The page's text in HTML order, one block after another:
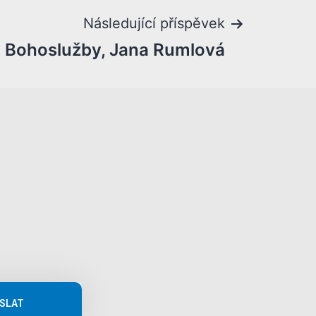
Následující příspěvek
Jana Rumlová